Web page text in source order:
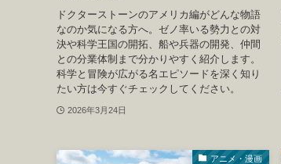
ドクターストーンのアメリカ編がどんな物語
なのか気になる方へ。ゼノ率いる勢力との対
決や科学王国の開拓、船や兵器の開発、仲間
との分業体制まで分かりやすく紹介します。
科学と冒険が広がる名エピソードを深く知り
たい方は今すぐチェックしてください。
2026年3月24日
アニメ・漫画